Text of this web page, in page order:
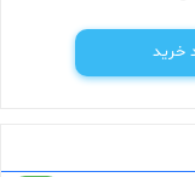
خرید